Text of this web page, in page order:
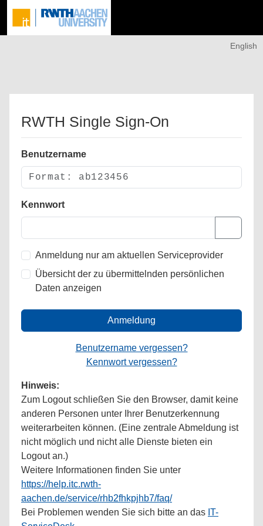
English
RWTH Single Sign-On
Benutzername
Kennwort
Anmeldung nur am aktuellen Serviceprovider
Übersicht der zu übermittelnden persönlichen
Daten anzeigen
Anmeldung
Benutzername vergessen?
Kennwort vergessen?
Hinweis:
Zum Logout schließen Sie den Browser, damit keine
anderen Personen unter Ihrer Benutzerkennung
weiterarbeiten können. (Eine zentrale Abmeldung ist
nicht möglich und nicht alle Dienste bieten ein
Logout an.)
Weitere Informationen finden Sie unter
https://help.itc.rwth-
aachen.de/service/rhb2fhkpjhb7/faq/
Bei Problemen wenden Sie sich bitte an das IT-